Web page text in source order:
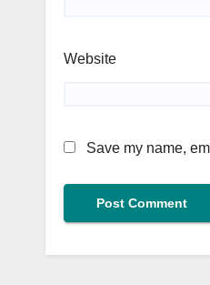
Website
Save my name,